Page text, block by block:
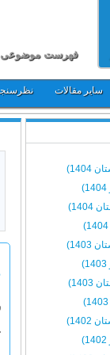
فهرست موضوعی
سایر مقالات